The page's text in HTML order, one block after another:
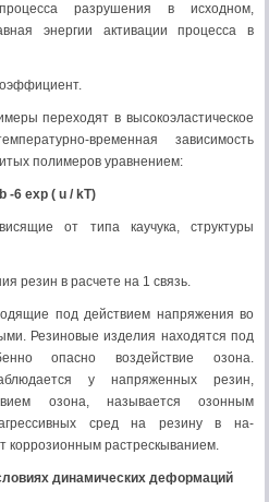
разрушения в исходном,
энергии активации процесса в
переходят в высокоэластическое
временная зависимость
полимеров уравнением:
-6 exp ( u / kT)
от типа каучука, структуры
резин в расчете на 1 связь.
под действием напряжения во
Резиновые изделия находятся под
опасно воздействие озона.
у напряженных резин,
озона, назы­вается озонным
агрессивных сред на резину в на­
коррозионным растрескыванием.
динамических деформаций